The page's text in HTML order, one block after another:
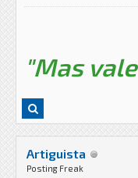
"Mas
Artiguista
Posting Freak